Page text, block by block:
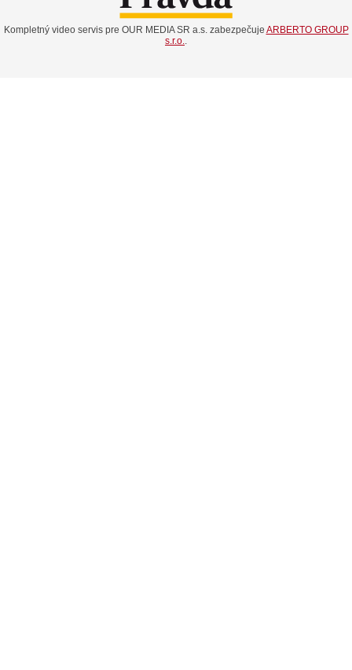
Kompletný video servis pre OUR MEDIA SR a.s. zabezpečuje ARBERTO GROUP
s.r.o.